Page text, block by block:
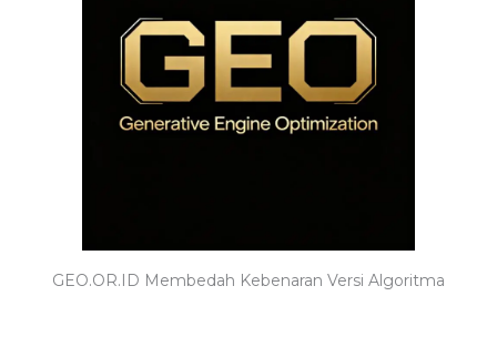
GEO.OR.ID Membedah Kebenaran Versi Algoritma